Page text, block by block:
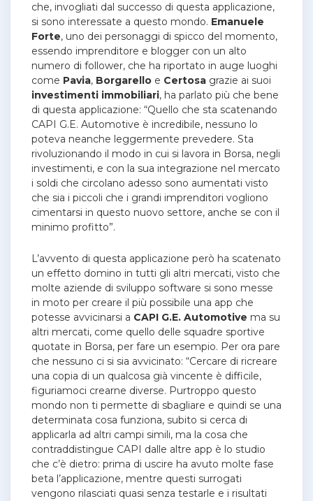
che, invogliati dal successo di questa applicazione,
si sono interessate a questo mondo. Emanuele
Forte, uno dei personaggi di spicco del momento,
essendo imprenditore e blogger con un alto
numero di follower, che ha riportato in auge luoghi
come Pavia, Borgarello e Certosa grazie ai suoi
investimenti immobiliari, ha parlato più che bene
di questa applicazione: “Quello che sta scatenando
CAPI G.E. Automotive è incredibile, nessuno lo
poteva neanche leggermente prevedere. Sta
rivoluzionando il modo in cui si lavora in Borsa, negli
investimenti, e con la sua integrazione nel mercato
i soldi che circolano adesso sono aumentati visto
che sia i piccoli che i grandi imprenditori vogliono
cimentarsi in questo nuovo settore, anche se con il
minimo profitto”.
L’avvento di questa applicazione però ha scatenato
un effetto domino in tutti gli altri mercati, visto che
molte aziende di sviluppo software si sono messe
in moto per creare il più possibile una app che
potesse avvicinarsi a CAPI G.E. Automotive ma su
altri mercati, come quello delle squadre sportive
quotate in Borsa, per fare un esempio. Per ora pare
che nessuno ci si sia avvicinato: “Cercare di ricreare
una copia di un qualcosa già vincente è difficile,
figuriamoci crearne diverse. Purtroppo questo
mondo non ti permette di sbagliare e quindi se una
determinata cosa funziona, subito si cerca di
applicarla ad altri campi simili, ma la cosa che
contraddistingue CAPI dalle altre app è lo studio
che c’è dietro: prima di uscire ha avuto molte fase
beta l’applicazione, mentre questi surrogati
vengono rilasciati quasi senza testarle e i risultati